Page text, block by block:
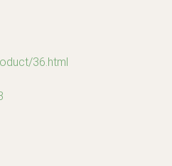
36.html